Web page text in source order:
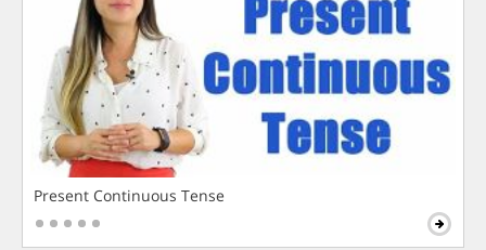
Present Continuous Tense